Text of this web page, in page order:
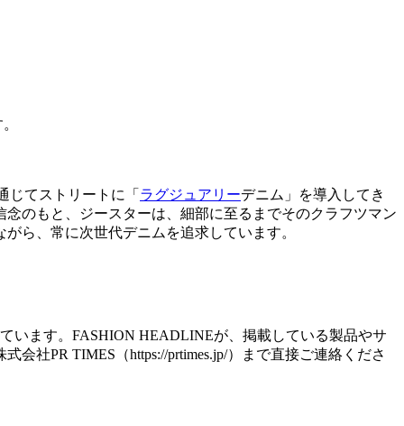
じてストリートに「 ラグジュアリーデニム」を導入してき
のもと、ジースターは、細部に至るまでそのクラフツマン
ら、常に次世代デニムを追求しています。
います。FASHION HEADLINEが、掲載している製品やサ
社PR TIMES（https://prtimes.jp/）まで直接ご連絡くださ